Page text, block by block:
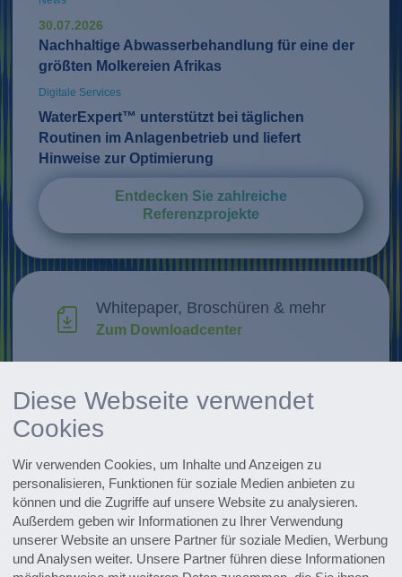
Diese Webseite verwendet
Cookies
Wir verwenden Cookies, um Inhalte und Anzeigen zu
personalisieren, Funktionen für soziale Medien anbieten zu
können und die Zugriffe auf unsere Website zu analysieren.
Außerdem geben wir Informationen zu Ihrer Verwendung
unserer Website an unsere Partner für soziale Medien, Werbung
und Analysen weiter. Unsere Partner führen diese Informationen
30.07.2026
Nachhaltige Abwasserbehandlung für eine der
größten Molkereien Afrikas
Digitale Services
WaterExpert™ unterstützt bei täglichen
Routinen im Anlagenbetrieb und liefert
Hinweise zur Optimierung
Entdecken Sie zahlreiche
Referenzprojekte
Whitepaper, Broschüren & mehr
Zum Downloadcenter
Innovationen entdecken
Zu den Terminen
Zum Pharmaceutical Newsletter
anmelden